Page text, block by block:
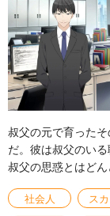
叔父の元で育った
だ。彼は叔父のい
叔父の思惑とはどん
社会人 ス